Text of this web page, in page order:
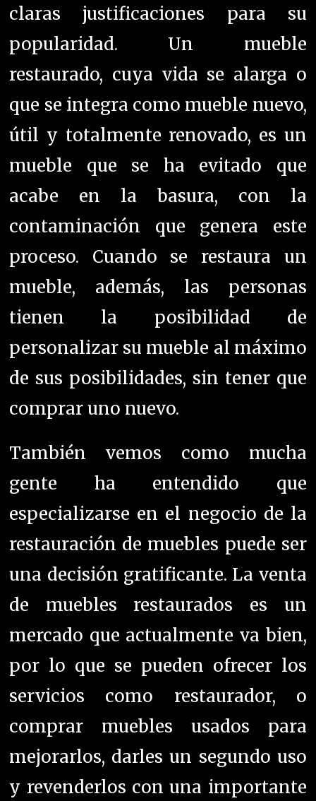
claras justificaciones para su
popularidad. Un mueble
restaurado, cuya vida se alarga o
que se integra como mueble nuevo,
útil y totalmente renovado, es un
mueble que se ha evitado que
acabe en la basura, con la
contaminación que genera este
proceso. Cuando se restaura un
mueble, además, las personas
tienen la posibilidad de
personalizar su mueble al máximo
de sus posibilidades, sin tener que
comprar uno nuevo.
También vemos como mucha
gente ha entendido que
especializarse en el negocio de la
restauración de muebles puede ser
una decisión gratificante. La venta
de muebles restaurados es un
mercado que actualmente va bien,
por lo que se pueden ofrecer los
servicios como restaurador, o
comprar muebles usados ​​para
mejorarlos, darles un segundo uso
y revenderlos con una importante